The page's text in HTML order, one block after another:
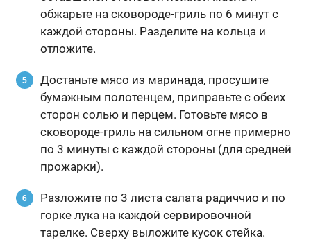
обжарьте на сковороде-гриль по 6 минут с
каждой стороны. Разделите на кольца и
отложите.
Достаньте мясо из маринада, просушите
бумажным полотенцем, приправьте с обеих
сторон солью и перцем. Готовьте мясо в
сковороде-гриль на сильном огне примерно
по 3 минуты с каждой стороны (для средней
прожарки).
Разложите по 3 листа салата радиччио и по
горке лука на каждой сервировочной
тарелке. Сверху выложите кусок стейка.